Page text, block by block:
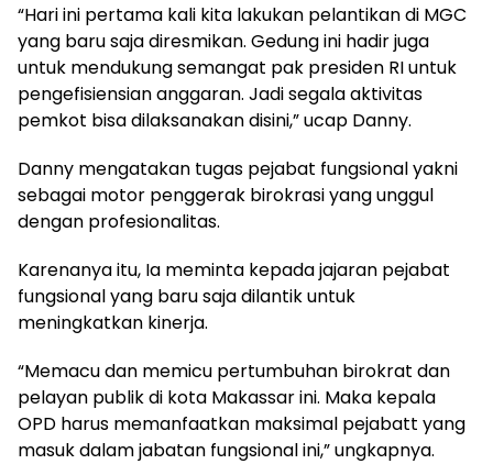
“Hari ini pertama kali kita lakukan pelantikan di MGC
yang baru saja diresmikan. Gedung ini hadir juga
untuk mendukung semangat pak presiden RI untuk
pengefisiensian anggaran. Jadi segala aktivitas
pemkot bisa dilaksanakan disini,” ucap Danny.
Danny mengatakan tugas pejabat fungsional yakni
sebagai motor penggerak birokrasi yang unggul
dengan profesionalitas.
Karenanya itu, Ia meminta kepada jajaran pejabat
fungsional yang baru saja dilantik untuk
meningkatkan kinerja.
“Memacu dan memicu pertumbuhan birokrat dan
pelayan publik di kota Makassar ini. Maka kepala
OPD harus memanfaatkan maksimal pejabatt yang
masuk dalam jabatan fungsional ini,” ungkapnya.